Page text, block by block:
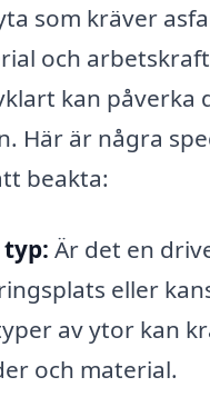
som kräver
och
kan påverka
Här är några
beakta:
typ: Är det en
eller
av ytor kan
och material.